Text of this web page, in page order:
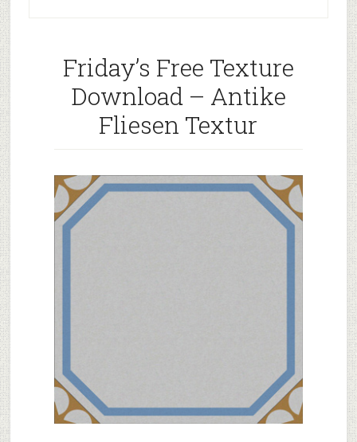
Friday’s Free Texture
Download – Antike
Fliesen Textur